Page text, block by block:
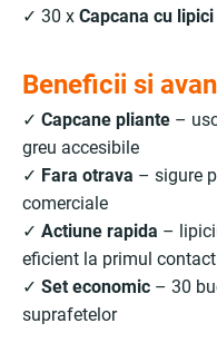
✓ 30 x Capcana cu
Beneficii si
✓ Capcane pliante –
greu accesibile
✓ Fara otrava – sigure
comerciale
✓ Actiune rapida –
eficient la primul contact
✓ Set economic – 30
suprafetelor